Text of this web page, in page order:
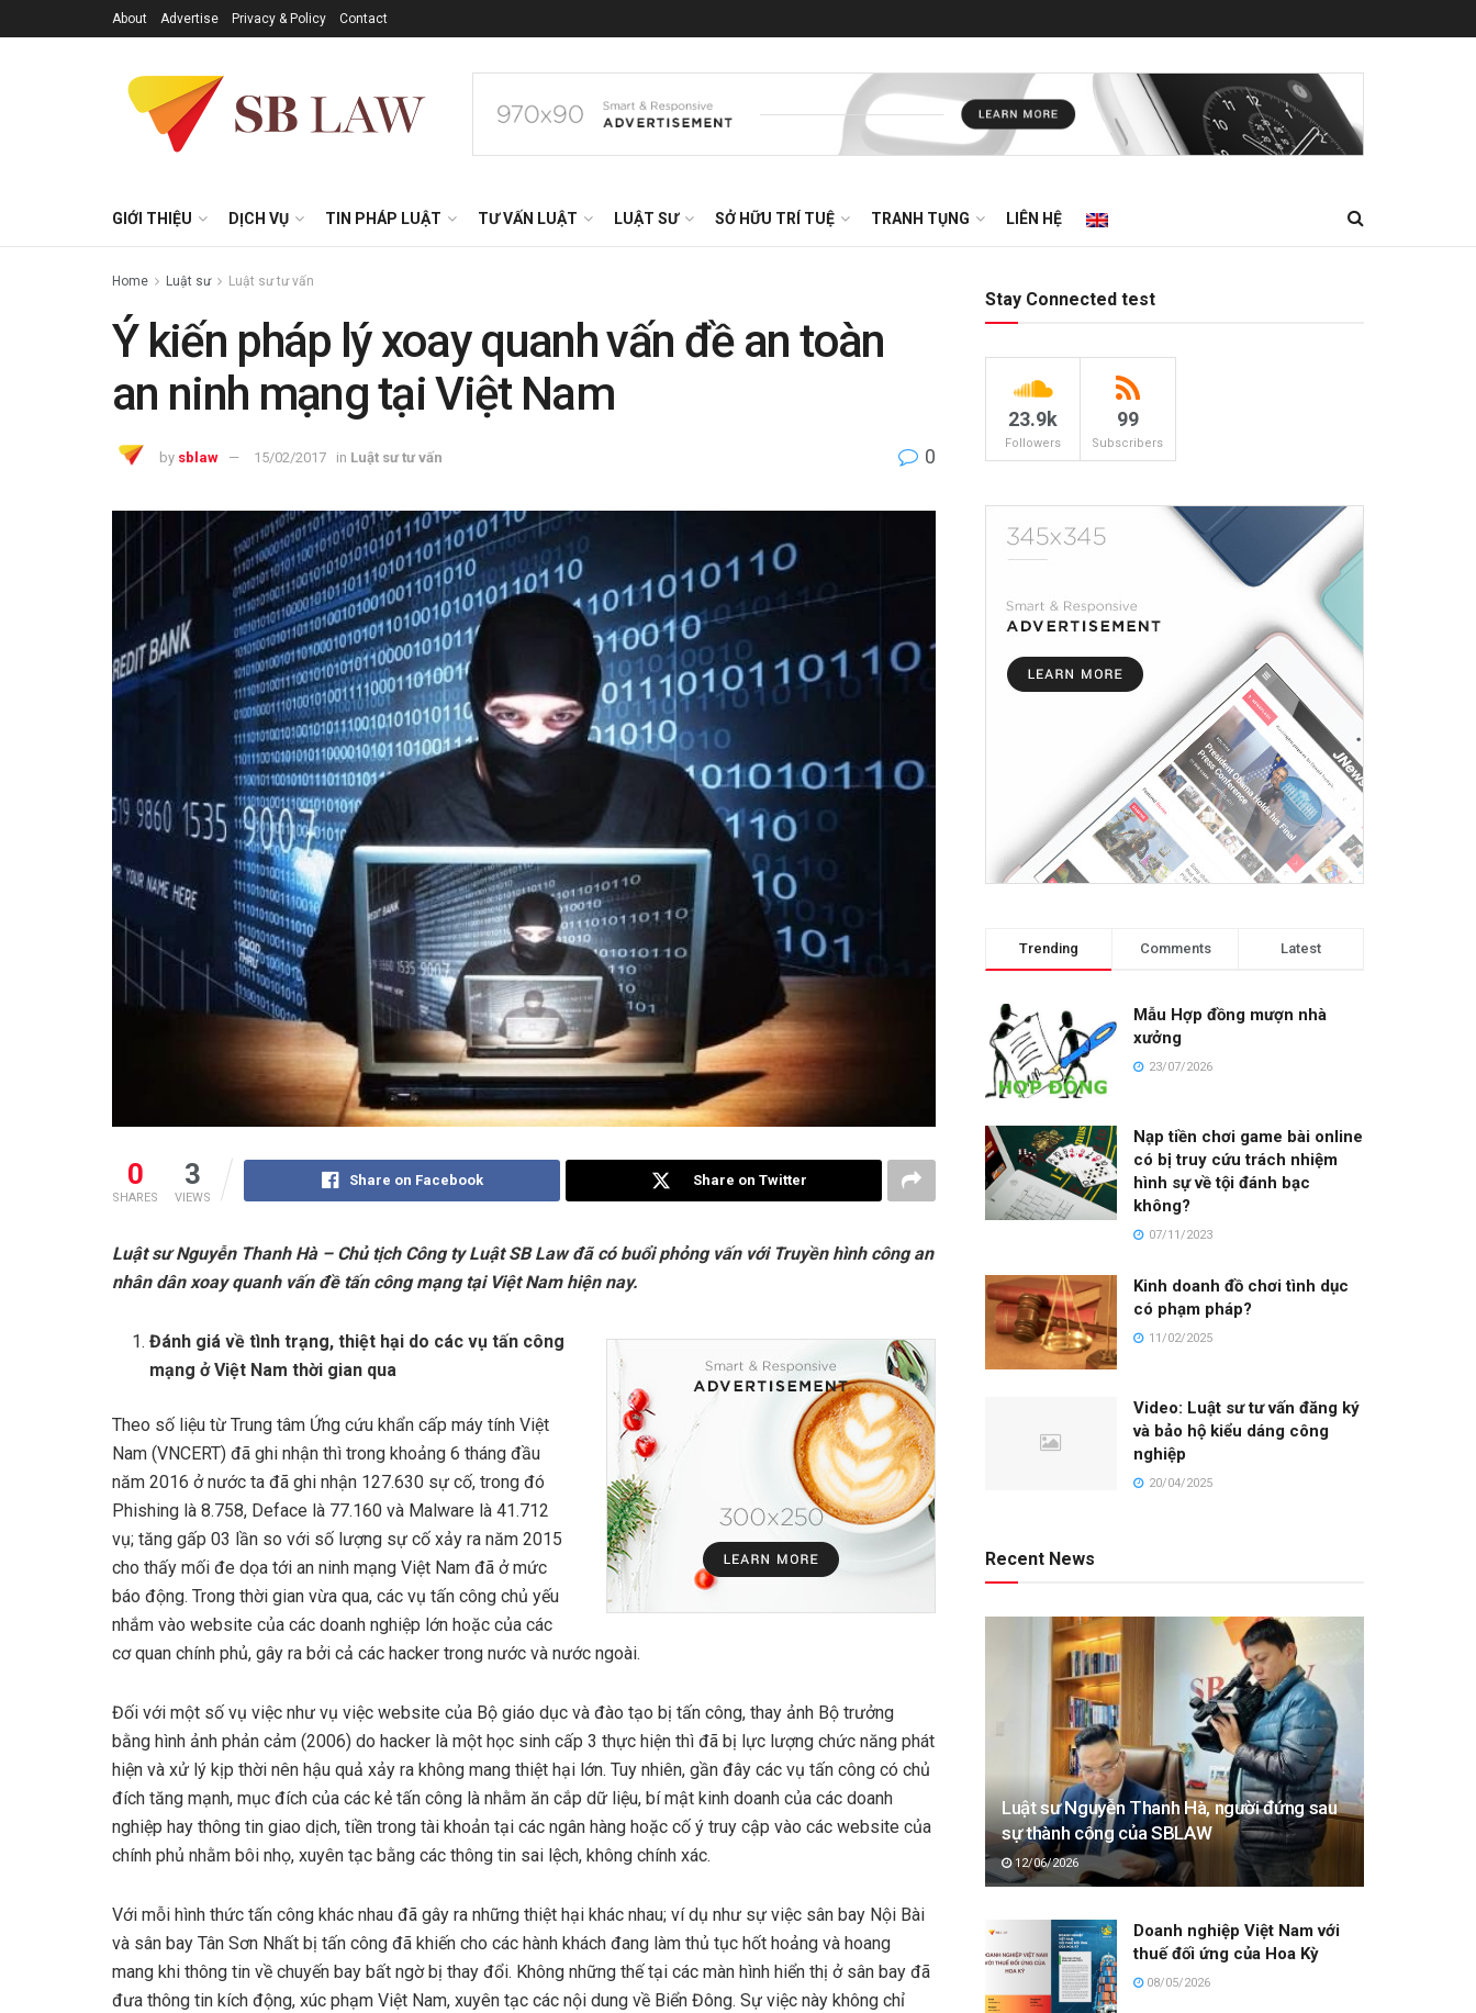
About Advertise Privacy & Policy Contact
GIỚI THIỆU DỊCH VỤ TIN PHÁP LUẬT TƯ VẤN LUẬT LUẬT SƯ SỞ HỮU TRÍ TUỆ TRANH TỤNG LIÊN HỆ
Home Luật sư Luật sư tư vấn
Ý kiến pháp lý xoay quanh vấn đề an toàn
an ninh mạng tại Việt Nam
by sblaw 15/02/2017 in Luật sư tư vấn 0
0
SHARES
3
VIEWS
Share on Facebook Share on Twitter
Luật sư Nguyễn Thanh Hà – Chủ tịch Công ty Luật SB Law đã có buổi phỏng vấn với Truyền hình công an
nhân dân xoay quanh vấn đề tấn công mạng tại Việt Nam hiện nay.
Đánh giá về tình trạng, thiệt hại do các vụ tấn công
mạng ở Việt Nam thời gian qua
Theo số liệu từ Trung tâm Ứng cứu khẩn cấp máy tính Việt
Nam (VNCERT) đã ghi nhận thì trong khoảng 6 tháng đầu
năm 2016 ở nước ta đã ghi nhận 127.630 sự cố, trong đó
Phishing là 8.758, Deface là 77.160 và Malware là 41.712
vụ; tăng gấp 03 lần so với số lượng sự cố xảy ra năm 2015
cho thấy mối đe dọa tới an ninh mạng Việt Nam đã ở mức
báo động. Trong thời gian vừa qua, các vụ tấn công chủ yếu
nhắm vào website của các doanh nghiệp lớn hoặc của các
cơ quan chính phủ, gây ra bởi cả các hacker trong nước và nước ngoài.
Đối với một số vụ việc như vụ việc website của Bộ giáo dục và đào tạo bị tấn công, thay ảnh Bộ trưởng
bằng hình ảnh phản cảm (2006) do hacker là một học sinh cấp 3 thực hiện thì đã bị lực lượng chức năng phát
hiện và xử lý kịp thời nên hậu quả xảy ra không mang thiệt hại lớn. Tuy nhiên, gần đây các vụ tấn công có chủ
đích tăng mạnh, mục đích của các kẻ tấn công là nhằm ăn cắp dữ liệu, bí mật kinh doanh của các doanh
nghiệp hay thông tin giao dịch, tiền trong tài khoản tại các ngân hàng hoặc cố ý truy cập vào các website của
chính phủ nhằm bôi nhọ, xuyên tạc bằng các thông tin sai lệch, không chính xác.
Với mỗi hình thức tấn công khác nhau đã gây ra những thiệt hại khác nhau; ví dụ như sự việc sân bay Nội Bài
và sân bay Tân Sơn Nhất bị tấn công đã khiến cho các hành khách đang làm thủ tục hốt hoảng và hoang
mang khi thông tin về chuyến bay bất ngờ bị thay đổi. Không những thế tại các màn hình hiển thị ở sân bay đã
đưa thông tin kích động, xúc phạm Việt Nam, xuyên tạc các nội dung về Biển Đông. Sự việc này không chỉ
Stay Connected test
23.9k
Followers
99
Subscribers
Trending Comments Latest
Mẫu Hợp đồng mượn nhà
xưởng
23/07/2026
Nạp tiền chơi game bài online
có bị truy cứu trách nhiệm
hình sự về tội đánh bạc
không?
07/11/2023
Kinh doanh đồ chơi tình dục
có phạm pháp?
11/02/2025
Video: Luật sư tư vấn đăng ký
và bảo hộ kiểu dáng công
nghiệp
20/04/2025
Recent News
Luật sư Nguyễn Thanh Hà, người đứng sau
sự thành công của SBLAW
12/06/2026
Doanh nghiệp Việt Nam với
thuế đối ứng của Hoa Kỳ
08/05/2026